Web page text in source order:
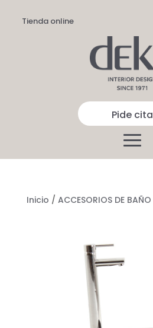
Tienda online
Pide cita
Inicio / ACCESORIOS DE BAÑO